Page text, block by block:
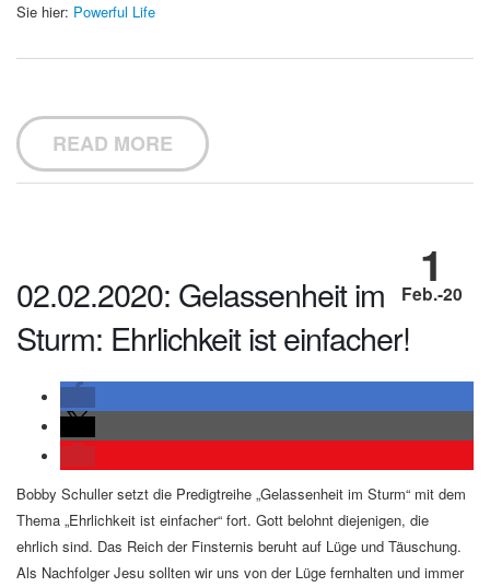
Sie hier: Powerful Life
READ MORE
1
Feb.-20
02.02.2020: Gelassenheit im
Sturm: Ehrlichkeit ist einfacher!
Bobby Schuller setzt die Predigtreihe „Gelassenheit im Sturm“ mit dem
Thema „Ehrlichkeit ist einfacher“ fort. Gott belohnt diejenigen, die
ehrlich sind. Das Reich der Finsternis beruht auf Lüge und Täuschung.
Als Nachfolger Jesu sollten wir uns von der Lüge fernhalten und immer